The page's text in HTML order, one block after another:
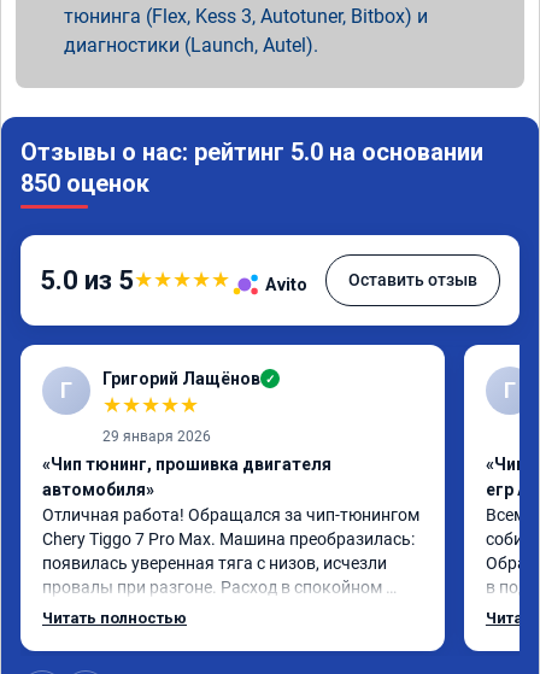
тюнинга (Flex, Kess 3, Autotuner, Bitbox) и
диагностики (Launch, Autel).
Отзывы о нас: рейтинг 5.0 на основании
850 оценок
5.0 из 5★★★★★ Avito Оставить отзыв
Г Григорий Лащёнов ✓
★★★★★
29 января 2026
«Чип тюнинг, прошивка двигателя
автомобиля»
Отличная работа! Обращался за чип-тюнингом
Chery Tiggo 7 Pro Max. Машина преобразилась:
появилась уверенная тяга с низов, исчезли
провалы при разгоне. Расход в спокойном
режиме даже немного снизился. Все сделали
Читать полностью
Г
«Чип
егр
Всем
в